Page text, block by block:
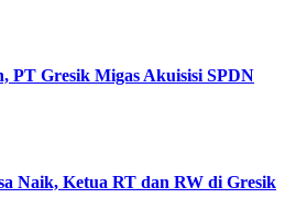
PT Gresik Migas Akuisisi SPDN
Naik, Ketua RT dan RW di Gresik